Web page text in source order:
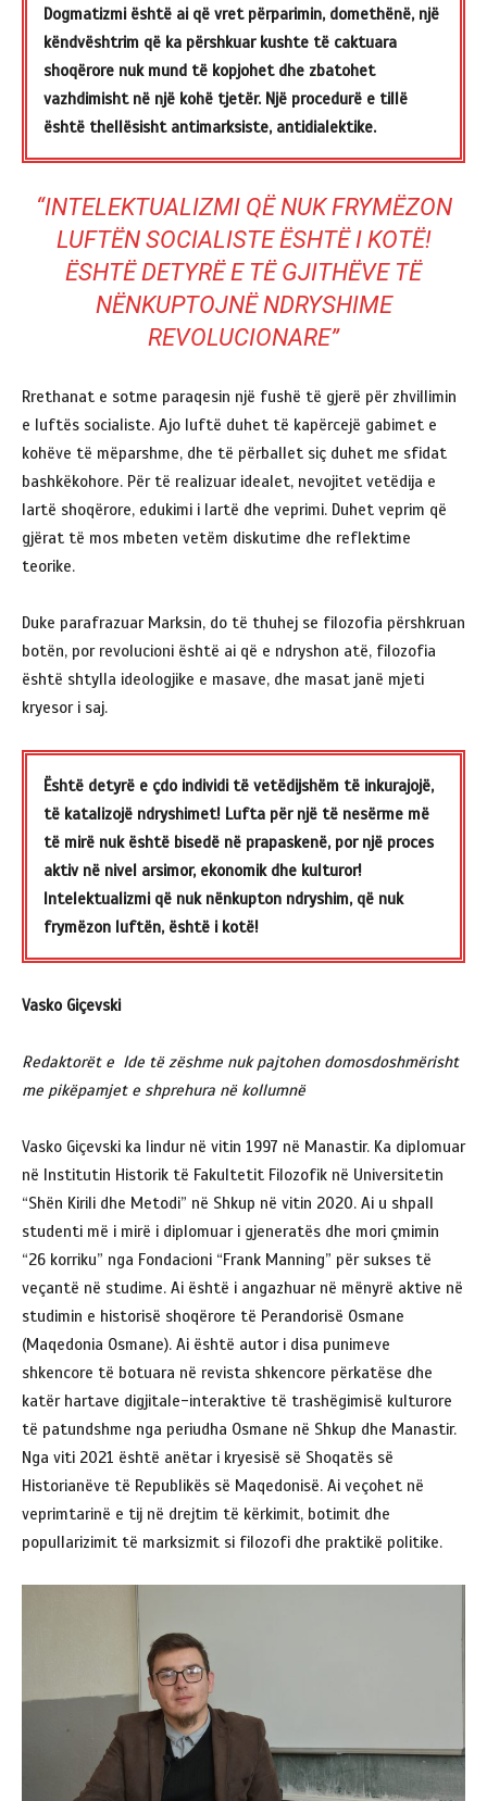
Dogmatizmi është ai që vret përparimin, domethënë, një
këndvështrim që ka përshkuar kushte të caktuara
shoqërore nuk mund të kopjohet dhe zbatohet
vazhdimisht në një kohë tjetër. Një procedurë e tillë
është thellësisht antimarksiste, antidialektike.
“INTELEKTUALIZMI QË NUK FRYMËZON
LUFTËN SOCIALISTE ËSHTË I KOTË!
ËSHTË DETYRË E TË GJITHËVE TË
NËNKUPTOJNË NDRYSHIME
REVOLUCIONARE”
Rrethanat e sotme paraqesin një fushë të gjerë për zhvillimin
e luftës socialiste. Ajo luftë duhet të kapërcejë gabimet e
kohëve të mëparshme, dhe të përballet siç duhet me sfidat
bashkëkohore. Për të realizuar idealet, nevojitet vetëdija e
lartë shoqërore, edukimi i lartë dhe veprimi. Duhet veprim që
gjërat të mos mbeten vetëm diskutime dhe reflektime
teorike.
Duke parafrazuar Marksin, do të thuhej se filozofia përshkruan
botën, por revolucioni është ai që e ndryshon atë, filozofia
është shtylla ideologjike e masave, dhe masat janë mjeti
kryesor i saj.
Është detyrë e çdo individi të vetëdijshëm të inkurajojë,
të katalizojë ndryshimet! Lufta për një të nesërme më
të mirë nuk është bisedë në prapaskenë, por një proces
aktiv në nivel arsimor, ekonomik dhe kulturor!
Intelektualizmi që nuk nënkupton ndryshim, që nuk
frymëzon luftën, është i kotë!
Vasko Giçevski
Redaktorët e Ide të zëshme nuk pajtohen domosdoshmërisht
me pikëpamjet e shprehura në kollumnë
Vasko Giçevski ka lindur në vitin 1997 në Manastir. Ka diplomuar
në Institutin Historik të Fakultetit Filozofik në Universitetin
“Shën Kirili dhe Metodi” në Shkup në vitin 2020. Ai u shpall
studenti më i mirë i diplomuar i gjeneratës dhe mori çmimin
“26 korriku” nga Fondacioni “Frank Manning” për sukses të
veçantë në studime. Ai është i angazhuar në mënyrë aktive në
studimin e historisë shoqërore të Perandorisë Osmane
(Maqedonia Osmane). Ai është autor i disa punimeve
shkencore të botuara në revista shkencore përkatëse dhe
katër hartave digjitale-interaktive të trashëgimisë kulturore
të patundshme nga periudha Osmane në Shkup dhe Manastir.
Nga viti 2021 është anëtar i kryesisë së Shoqatës së
Historianëve të Republikës së Maqedonisë. Ai veçohet në
veprimtarinë e tij në drejtim të kërkimit, botimit dhe
popullarizimit të marksizmit si filozofi dhe praktikë politike.